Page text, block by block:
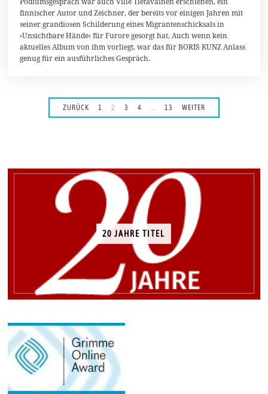
0
1
6
finnischer Autor und Zeichner, der bereits vor einigen Jahren mit
seiner grandiosen Schilderung eines Migrantenschicksals in
›Unsichtbare Hände‹ für Furore gesorgt hat. Auch wenn kein
aktuelles Album von ihm vorliegt, war das für BORIS KUNZ Anlass
genug für ein ausführliches Gespräch.
ZURÜCK 1 2 3 4 … 13 WEITER
20 JAHRE TITEL